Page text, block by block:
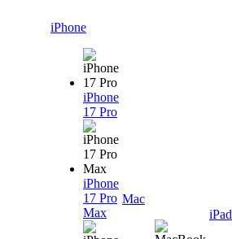
iPhone
iPhone
17 Pro
iPhone
17 Pro
Max
Mac
iPad